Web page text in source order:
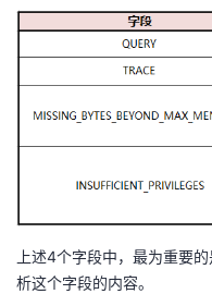
上述4个字段中，最为重要
析这个字段的内容。